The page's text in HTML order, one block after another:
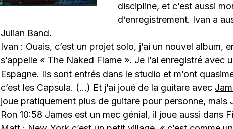
discipline, et c’est aussi
d‘enregistrement. Ivan a
Julian Band.
Ivan : Ouais, c’est un projet solo, j’ai un nouvel album,
s’appelle « The Naked Flame ». Je l’ai enregistré avec
Espagne. Ils sont entrés dans le studio et m’ont
c’est les Capsula. (…) Et j’ai joué de la guitare avec
joue pratiquement plus de guitare pour personne, mais
Ron 10:58 James est un mec génial, il joue aussi dans